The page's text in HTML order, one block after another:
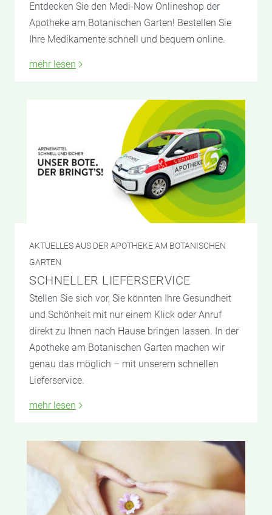
Entdecken Sie den Medi-Now Onlineshop der
Apotheke am Botanischen Garten! Bestellen Sie
Ihre Medikamente schnell und bequem online.
mehr lesen
AKTUELLES AUS DER APOTHEKE AM BOTANISCHEN
GARTEN
SCHNELLER LIEFERSERVICE
Stellen Sie sich vor, Sie könnten Ihre Gesundheit
und Schönheit mit nur einem Klick oder Anruf
direkt zu Ihnen nach Hause bringen lassen. In der
Apotheke am Botanischen Garten machen wir
genau das möglich – mit unserem schnellen
Lieferservice.
mehr lesen